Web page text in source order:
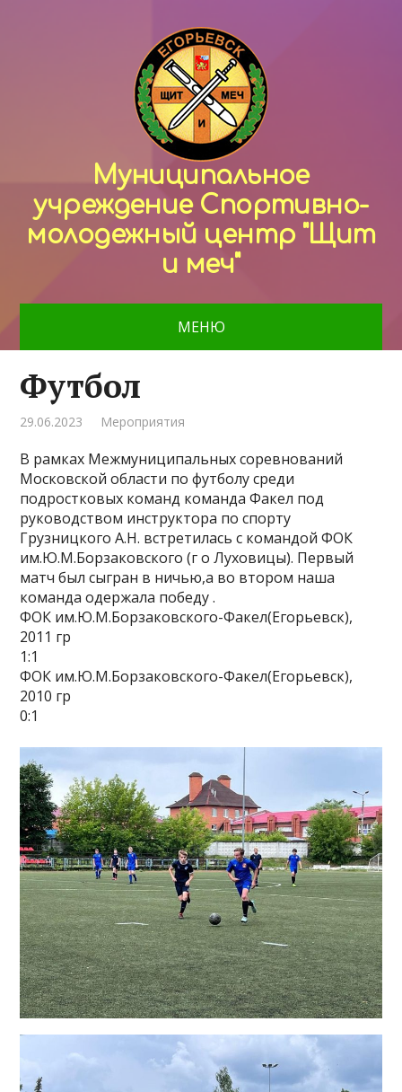
Муниципальное
учреждение Спортивно-
молодежный центр "Щит
и меч"
МЕНЮ
Футбол
29.06.2023 Мероприятия
В рамках Межмуниципальных соревнований
Московской области по футболу среди
подростковых команд команда Факел под
руководством инструктора по спорту
Грузницкого А.Н. встретилась с командой ФОК
им.Ю.М.Борзаковского (г о Луховицы). Первый
матч был сыгран в ничью,а во втором наша
команда одержала победу .
ФОК им.Ю.М.Борзаковского-Факел(Егорьевск),
2011 гр
1:1
ФОК им.Ю.М.Борзаковского-Факел(Егорьевск),
2010 гр
0:1